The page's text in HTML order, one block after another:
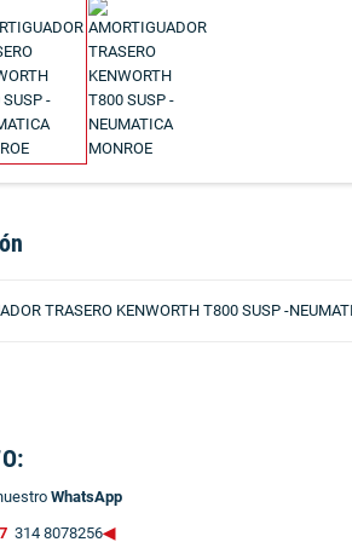
TRASERO KENWORTH T800 SUSP -
WhatsApp
314 8078256◀